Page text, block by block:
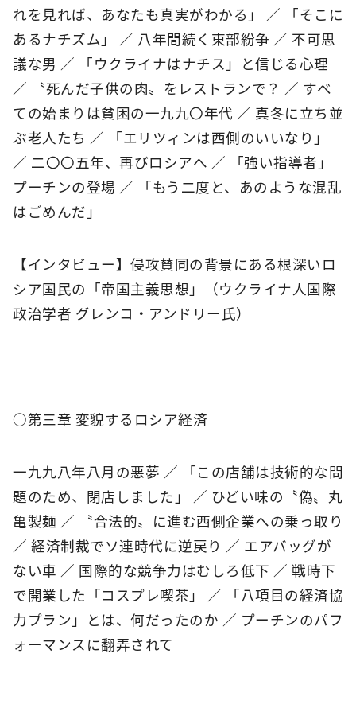
れを見れば、あなたも真実がわかる」 ／ 「そこに
あるナチズム」 ／ 八年間続く東部紛争 ／ 不可思
議な男 ／ 「ウクライナはナチス」と信じる心理
／ 〝死んだ子供の肉〟をレストランで？ ／ すべ
ての始まりは貧困の一九九〇年代 ／ 真冬に立ち並
ぶ老人たち ／ 「エリツィンは西側のいいなり」
／ 二〇〇五年、再びロシアへ ／ 「強い指導者」
プーチンの登場 ／ 「もう二度と、あのような混乱
はごめんだ」
【インタビュー】侵攻賛同の背景にある根深いロ
シア国民の「帝国主義思想」（ウクライナ人国際
政治学者 グレンコ・アンドリー氏）
○第三章 変貌するロシア経済
一九九八年八月の悪夢 ／ 「この店舗は技術的な問
題のため、閉店しました」 ／ ひどい味の〝偽〟丸
亀製麺 ／ 〝合法的〟に進む西側企業への乗っ取り
／ 経済制裁でソ連時代に逆戻り ／ エアバッグが
ない車 ／ 国際的な競争力はむしろ低下 ／ 戦時下
で開業した「コスプレ喫茶」 ／ 「八項目の経済協
力プラン」とは、何だったのか ／ プーチンのパフ
ォーマンスに翻弄されて